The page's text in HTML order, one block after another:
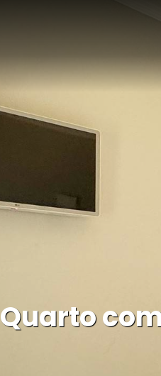
Quarto